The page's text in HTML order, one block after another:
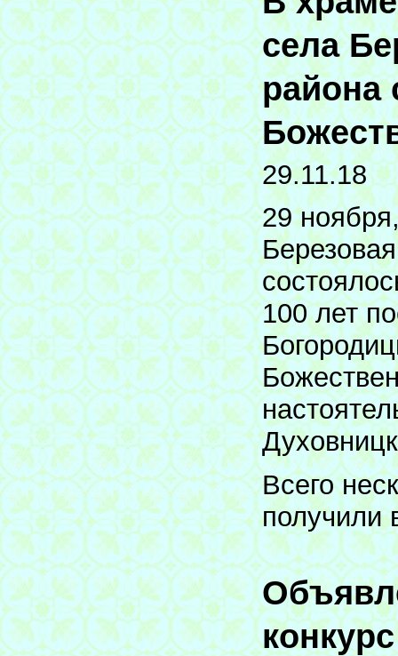
села
района
29.11.18
29
100 лет
Всего
получили